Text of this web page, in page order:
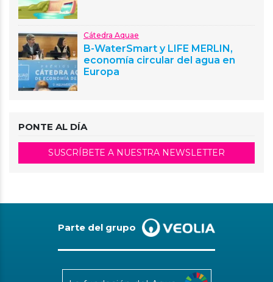
Cátedra Aquae
B-WaterSmart y LIFE MERLIN,
economía circular del agua en
Europa
PONTE AL DÍA
SUSCRÍBETE A NUESTRA NEWSLETTER
Parte del grupo